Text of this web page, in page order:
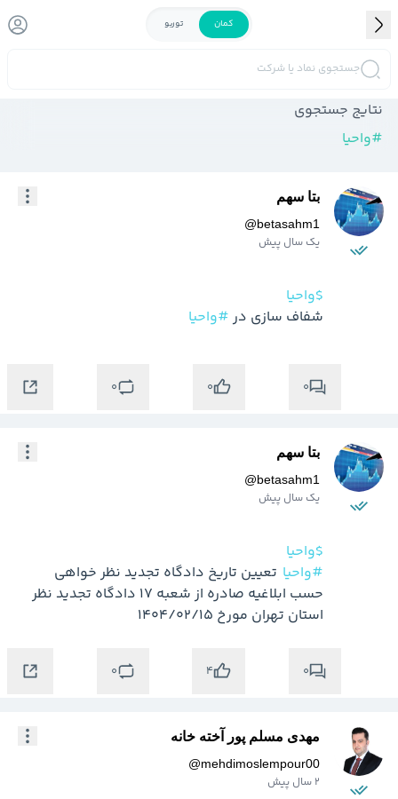
کمان توربو
جستجوی نماد یا شرکت
نتایج جستجوی
#واحیا
بتا سهم
@betasahm1
یک سال پیش
$واحیا
شفاف سازی در #واحیا
0
0
0
بتا سهم
@betasahm1
یک سال پیش
$واحیا
#واحیا
استان تهران مورخ 1404/02/15
0
4
0
مهدی مسلم پور آخته خانه
@mehdimoslempour00
2 سال پیش